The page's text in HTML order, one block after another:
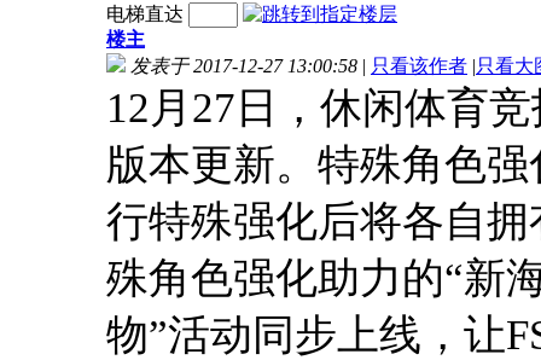
电梯直达
楼主
发表于 2017-12-27 13:00:58 | 只看该作者 |只看大
12月27日，休闲体育
版本更新。特殊角色
行特殊强化后将各自
殊角色强化助力的“新
物”活动同步上线，让